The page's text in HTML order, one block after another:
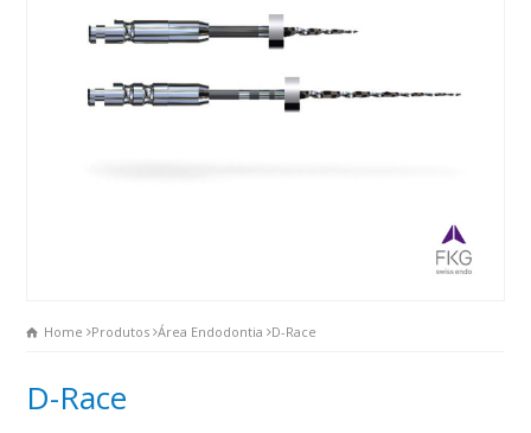
Home Produtos Área Endodontia D-Race
D-Race